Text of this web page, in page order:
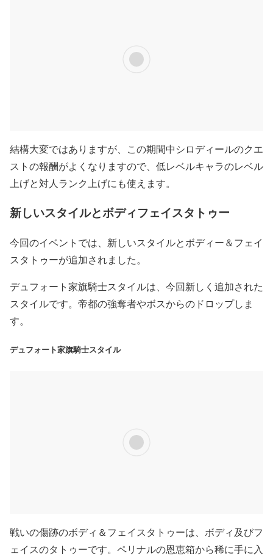
結構大変ではありますが、この期間中シロディールのクエ
ストの報酬がよくなりますので、低レベルキャラのレベル
上げと対人ランク上げにも使えます。
新しいスタイルとボディフェイスタトゥー
今回のイベントでは、新しいスタイルとボディー＆フェイ
スタトゥーが追加されました。
デュフォート家旗騎士スタイルは、今回新しく追加された
スタイルです。帝都の強奪者やボスからのドロップしま
す。
デュフォート家旗騎士スタイル
戦いの傷跡のボディ＆フェイスタトゥーは、ボディ及びフ
ェイスのタトゥーです。ペリナルの恩恵箱から稀に手に入